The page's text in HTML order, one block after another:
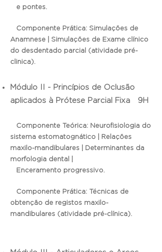
e pontes.
Componente Prática: Simulações de
Anamnese | Simulações de Exame clínico
do desdentado parcial (atividade pré-
clinica).
Módulo II - Princípios de Oclusão
aplicados à Prótese Parcial Fixa 9H
Componente Teórica: Neurofisiologia do
sistema estomatognático | Relações
maxilo-mandibulares | Determinantes da
morfologia dental |
Enceramento progressivo.
Componente Prática: Técnicas de
obtenção de registos maxilo-
mandibulares (atividade pré-clínica).